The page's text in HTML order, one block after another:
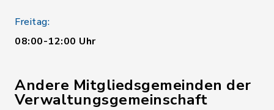
Freitag:
08:00-12:00 Uhr
Andere Mitgliedsgemeinden der
Verwaltungsgemeinschaft